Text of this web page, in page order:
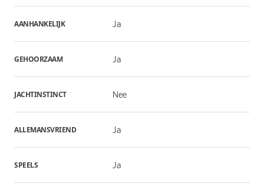
AANHANKELIJK Ja
GEHOORZAAM Ja
JACHTINSTINCT Nee
ALLEMANSVRIEND Ja
SPEELS Ja